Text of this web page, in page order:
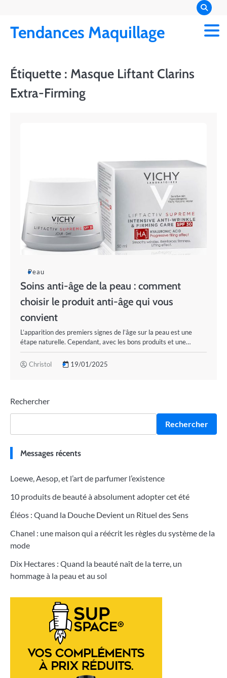
content
Tendances Maquillage
Étiquette : Masque Liftant Clarins
Extra-Firming
Peau
Soins anti-âge de la peau : comment
choisir le produit anti-âge qui vous
convient
L’apparition des premiers signes de l’âge sur la peau est une
étape naturelle. Cependant, avec les bons produits et une…
Christol 19/01/2025
Rechercher
Rechercher
Messages récents
Loewe, Aesop, et l’art de parfumer l’existence
10 produits de beauté à absolument adopter cet été
Éléos : Quand la Douche Devient un Rituel des Sens
Chanel : une maison qui a réécrit les règles du système de la
mode
Dix Hectares : Quand la beauté naît de la terre, un
hommage à la peau et au sol